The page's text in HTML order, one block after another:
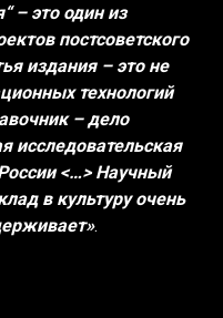
– это один из
постсоветского
издания – это не
технологий
– дело
исследовательская
<…> Научный
в культуру очень
.